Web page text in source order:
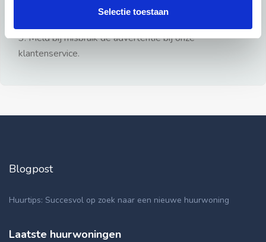
Selectie toestaan
3: Meld bij misbruik de advertentie bij onze
klantenservice.
Blogpost
Huurtips: Succesvol op zoek naar een nieuwe huurwoning
Laatste huurwoningen